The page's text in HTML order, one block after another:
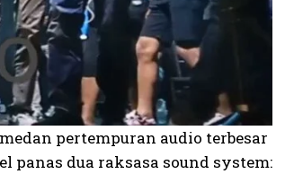
pertempuran audio terbesar
panas dua raksasa sound system: